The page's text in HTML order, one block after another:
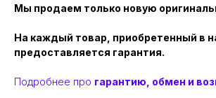
Мы продаем только новую
На каждый товар, приобретенный в
предоставляется гарантия.
Подробнее про гарантию, обмен и